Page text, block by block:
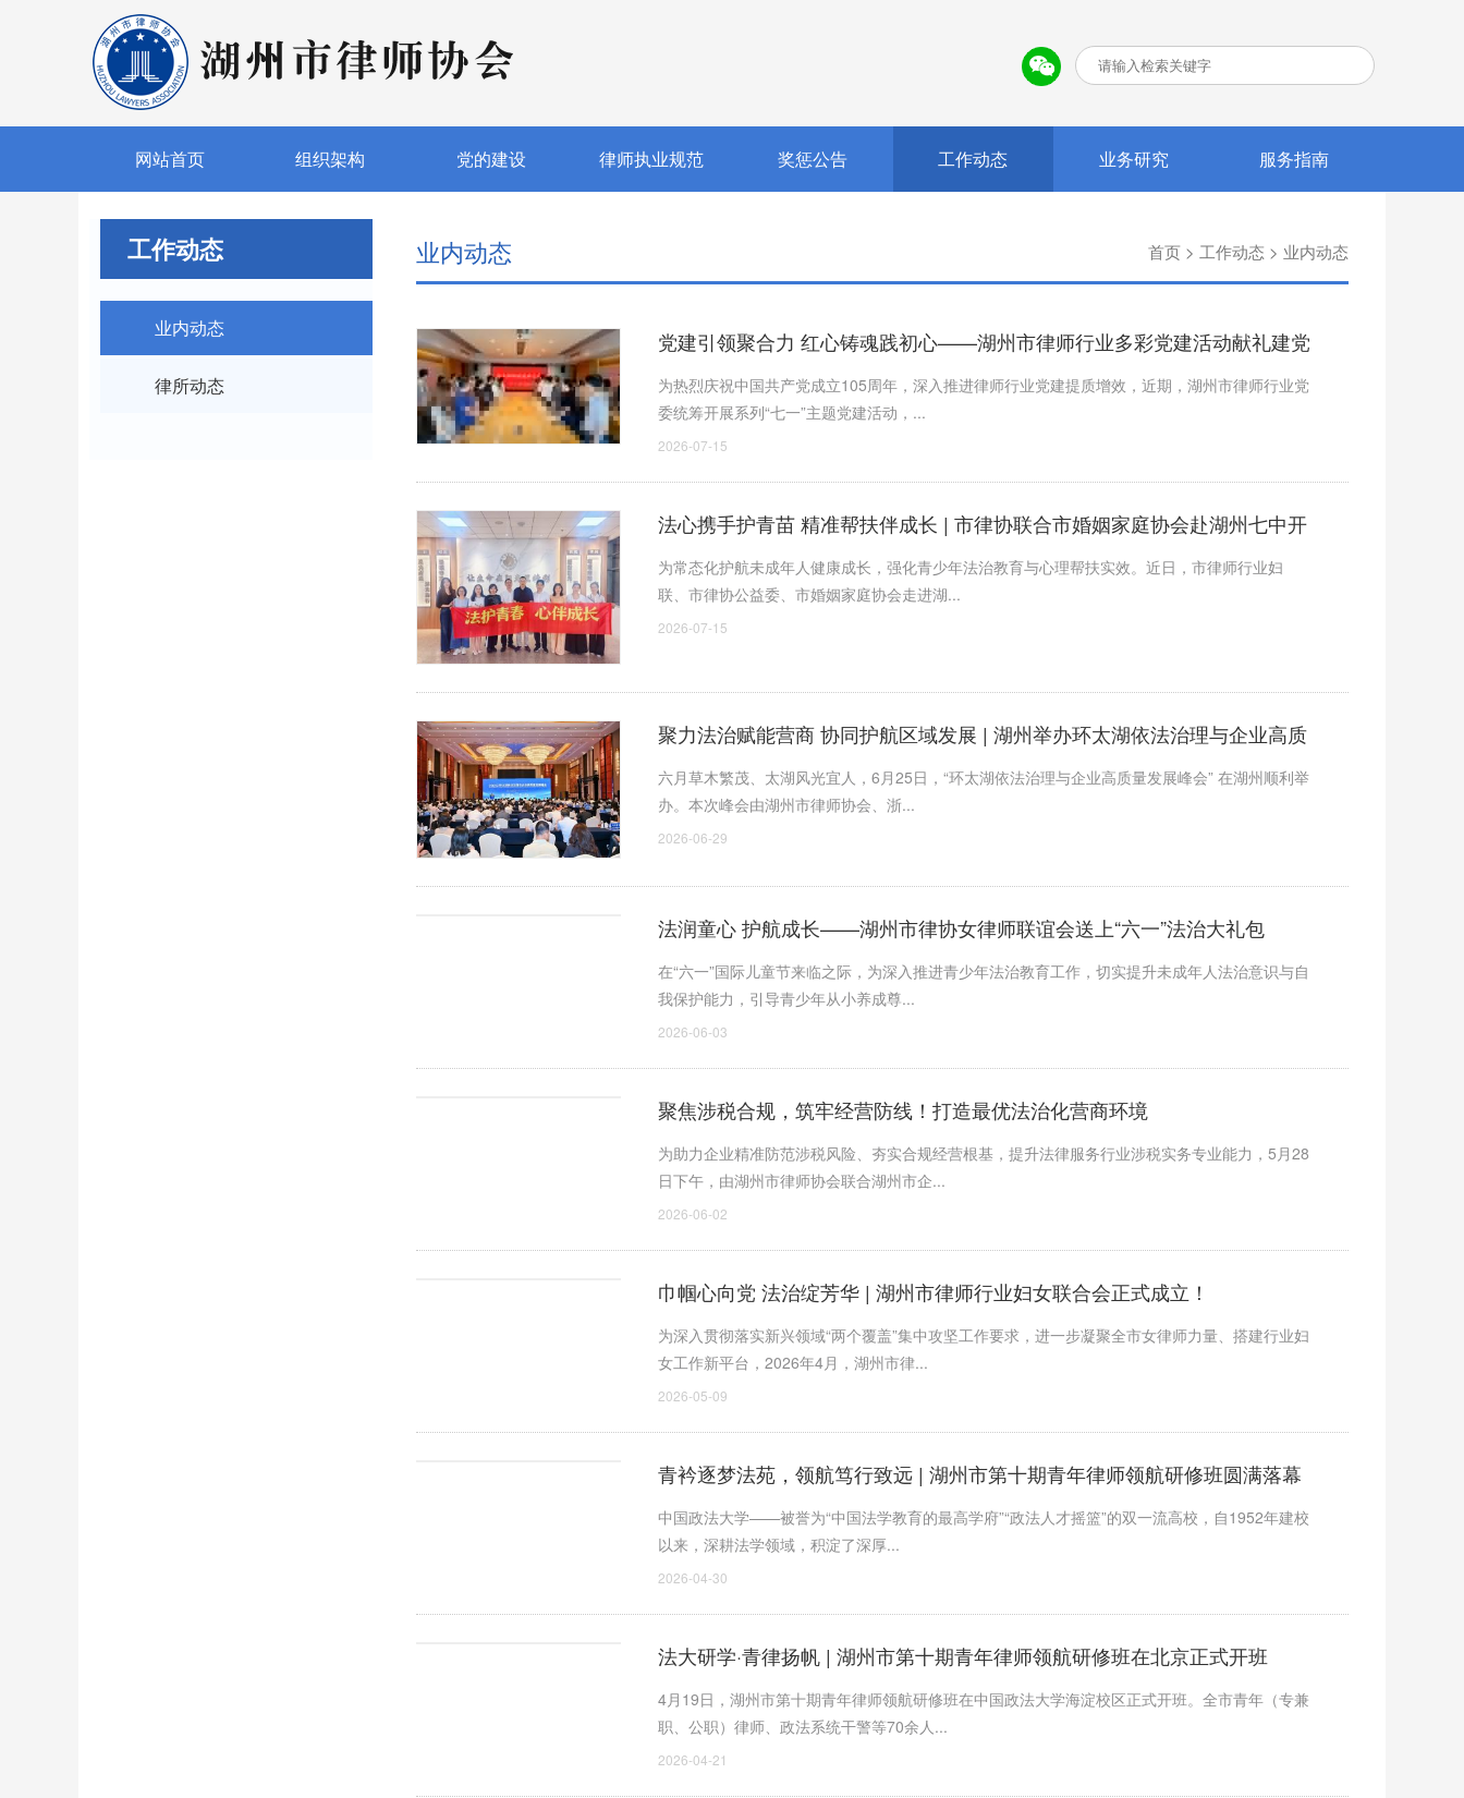
网站首页 组织架构 党的建设 律师执业规范 奖惩公告 工作动态 业务研究 服务指南
工作动态
业内动态
律所动态
业内动态 首页 > 工作动态 > 业内动态
党建引领聚合力 红心铸魂践初心——湖州市律师行业多彩党建活动献礼建党
为热烈庆祝中国共产党成立105周年，深入推进律师行业党建提质增效，近期，湖州市律师行业党
委统筹开展系列“七一”主题党建活动，...
2026-07-15
法心携手护青苗 精准帮扶伴成长 | 市律协联合市婚姻家庭协会赴湖州七中开
为常态化护航未成年人健康成长，强化青少年法治教育与心理帮扶实效。近日，市律师行业妇
联、市律协公益委、市婚姻家庭协会走进湖...
2026-07-15
聚力法治赋能营商 协同护航区域发展 | 湖州举办环太湖依法治理与企业高质
六月草木繁茂、太湖风光宜人，6月25日，“环太湖依法治理与企业高质量发展峰会” 在湖州顺利举
办。本次峰会由湖州市律师协会、浙...
2026-06-29
法润童心 护航成长——湖州市律协女律师联谊会送上“六一”法治大礼包
在“六一”国际儿童节来临之际，为深入推进青少年法治教育工作，切实提升未成年人法治意识与自
我保护能力，引导青少年从小养成尊...
2026-06-03
聚焦涉税合规，筑牢经营防线！打造最优法治化营商环境
为助力企业精准防范涉税风险、夯实合规经营根基，提升法律服务行业涉税实务专业能力，5月28
日下午，由湖州市律师协会联合湖州市企...
2026-06-02
巾帼心向党 法治绽芳华 | 湖州市律师行业妇女联合会正式成立！
为深入贯彻落实新兴领域“两个覆盖”集中攻坚工作要求，进一步凝聚全市女律师力量、搭建行业妇
女工作新平台，2026年4月，湖州市律...
2026-05-09
青衿逐梦法苑，领航笃行致远 | 湖州市第十期青年律师领航研修班圆满落幕
中国政法大学——被誉为“中国法学教育的最高学府”“政法人才摇篮”的双一流高校，自1952年建校
以来，深耕法学领域，积淀了深厚...
2026-04-30
法大研学·青律扬帆 | 湖州市第十期青年律师领航研修班在北京正式开班
4月19日，湖州市第十期青年律师领航研修班在中国政法大学海淀校区正式开班。全市青年（专兼
职、公职）律师、政法系统干警等70余人...
2026-04-21